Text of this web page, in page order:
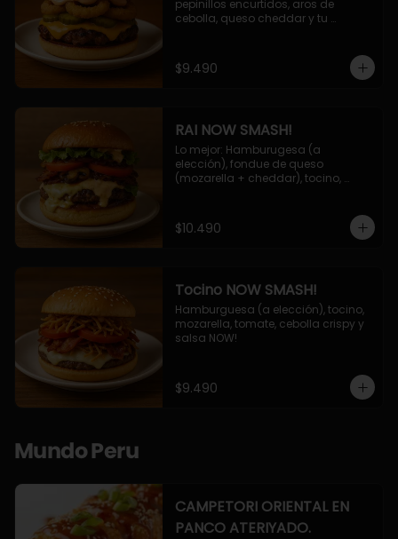
pepinillos encurtidos, aros de
cebolla, queso cheddar y tu
$9.490
RAI NOW SMASH!
Lo mejor: Hamburugesa (a
elección), fondue de queso
(mozarella + cheddar), tocino,
NOW!
$10.490
Tocino NOW SMASH!
Hamburguesa (a elección), tocino,
mozarella, tomate, cebolla crispy y
salsa NOW!
$9.490
Mundo Peru
CAMPETORI ORIENTAL EN
PANCO ATERIYADO.